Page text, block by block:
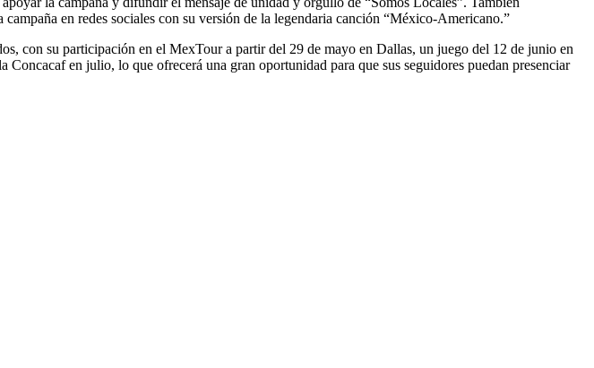
en redes sociales con su versión de la legendaria canción “México-Americano.”
con su participación en el MexTour a partir del 29 de mayo en Dallas, un juego del 12 de junio en
en julio, lo que ofrecerá una gran oportunidad para que sus seguidores puedan presenciar